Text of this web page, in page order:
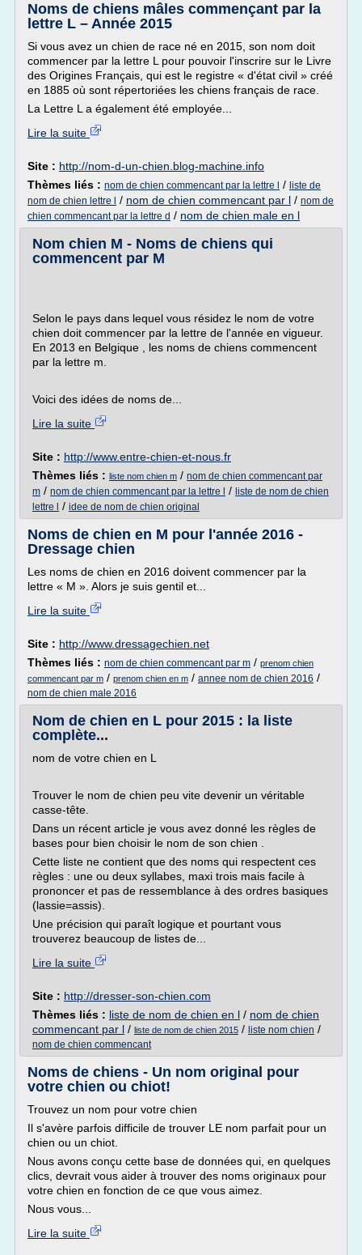
Noms de chiens mâles commençant par la
lettre L – Année 2015
Si vous avez un chien de race né en 2015, son nom doit
commencer par la lettre L pour pouvoir l'inscrire sur le Livre
des Origines Français, qui est le registre « d'état civil » créé
en 1885 où sont répertoriées les chiens français de race.
La Lettre L a également été employée...
Lire la suite
Site : http://nom-d-un-chien.blog-machine.info
Thèmes liés : nom de chien commencant par la lettre l / liste de
nom de chien lettre l
/ nom de chien commencant par l / nom de
chien commencant par la lettre d / nom de chien male en l
Nom chien M - Noms de chiens qui
commencent par M
Selon le pays dans lequel vous résidez le nom de votre
chien doit commencer par la lettre de l'année en vigueur.
En 2013 en Belgique , les noms de chiens commencent
par la lettre m.
Voici des idées de noms de...
Lire la suite
Site : http://www.entre-chien-et-nous.fr
Thèmes liés : liste nom chien m / nom de chien commencant par
m / nom de chien commencant par la lettre l / liste de nom de chien
lettre l
/ idee de nom de chien original
Noms de chien en M pour l'année 2016 -
Dressage chien
Les noms de chien en 2016 doivent commencer par la
lettre « M ». Alors je suis gentil et...
Lire la suite
Site : http://www.dressagechien.net
Thèmes liés : nom de chien commencant par m / prenom chien
commencant par m / prenom chien en m / annee nom de chien 2016 /
nom de chien male 2016
Nom de chien en L pour 2015 : la liste
complète...
nom de votre chien en L
Trouver le nom de chien peu vite devenir un véritable
casse-tête.
Dans un récent article je vous avez donné les règles de
bases pour bien choisir le nom de son chien .
Cette liste ne contient que des noms qui respectent ces
règles : une ou deux syllabes, maxi trois mais facile à
prononcer et pas de ressemblance à des ordres basiques
(lassie=assis).
Une précision qui paraît logique et pourtant vous
trouverez beaucoup de listes de...
Lire la suite
Site : http://dresser-son-chien.com
Thèmes liés : liste de nom de chien en l / nom de chien
commencant par l / liste de nom de chien 2015 / liste nom chien /
nom de chien commencant
Noms de chiens - Un nom original pour
votre chien ou chiot!
Trouvez un nom pour votre chien
Il s'avère parfois difficile de trouver LE nom parfait pour un
chien ou un chiot.
Nous avons conçu cette base de données qui, en quelques
clics, devrait vous aider à trouver des noms originaux pour
votre chien en fonction de ce que vous aimez.
Nous vous...
Lire la suite